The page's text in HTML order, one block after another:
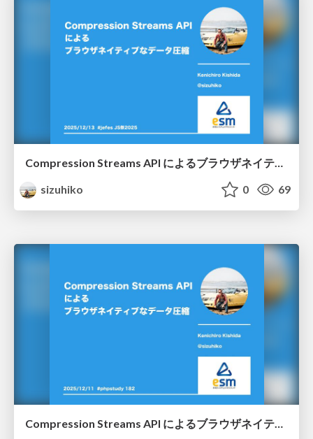
Compression Streams API によるブラウザネイティブなデータ圧縮/jsfes2025
sizuhiko
0 69